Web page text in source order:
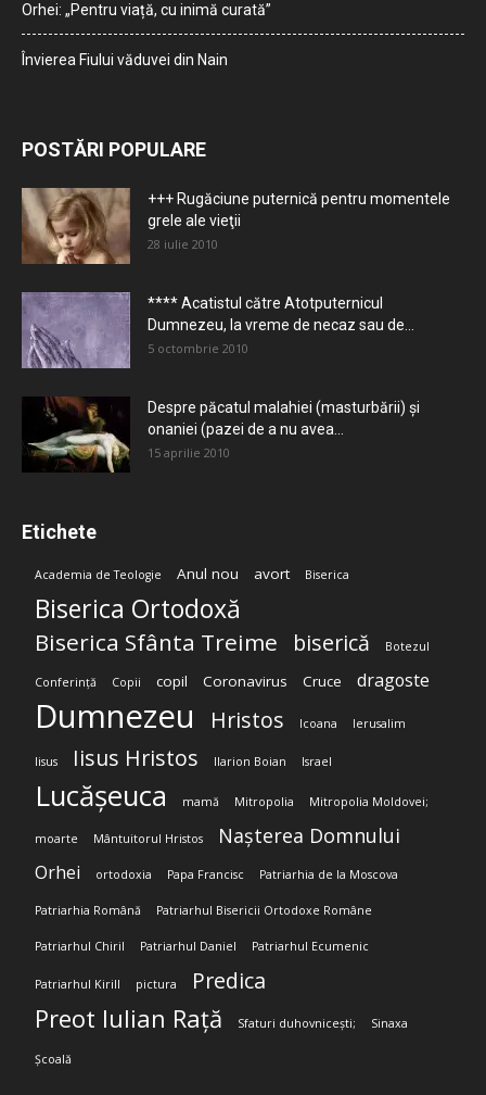
Orhei: „Pentru viață, cu inimă curată”
Învierea Fiului văduvei din Nain
POSTĂRI POPULARE
+++ Rugăciune puternică pentru momentele
grele ale vieţii
28 iulie 2010
**** Acatistul către Atotputernicul
Dumnezeu, la vreme de necaz sau de...
5 octombrie 2010
Despre păcatul malahiei (masturbării) şi
onaniei (pazei de a nu avea...
15 aprilie 2010
Etichete
Academia de Teologie Anul nou avort Biserica
Biserica Ortodoxă
Biserica Sfânta Treime biserică Botezul
Conferință Copii copil Coronavirus Cruce dragoste
Dumnezeu Hristos Icoana Ierusalim
Iisus Iisus Hristos Ilarion Boian Israel
Lucășeuca mamă Mitropolia Mitropolia Moldovei;
moarte Mântuitorul Hristos Nașterea Domnului
Orhei ortodoxia Papa Francisc Patriarhia de la Moscova
Patriarhia Română Patriarhul Bisericii Ortodoxe Române
Patriarhul Chiril Patriarhul Daniel Patriarhul Ecumenic
Patriarhul Kirill pictura Predica
Preot Iulian Rață Sfaturi duhovnicești; Sinaxa
Școală